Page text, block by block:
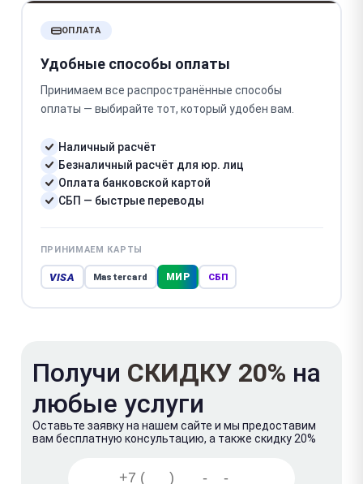
ОПЛАТА
Удобные способы оплаты
Принимаем все распространённые способы
оплаты — выбирайте тот, который удобен вам.
Наличный расчёт
Безналичный расчёт для юр. лиц
Оплата банковской картой
СБП — быстрые переводы
ПРИНИМАЕМ КАРТЫ
VISA Mastercard МИР СБП
Получи СКИДКУ 20% на
любые услуги
Оставьте заявку на нашем сайте и мы предоставим
вам бесплатную консультацию, а также скидку 20%